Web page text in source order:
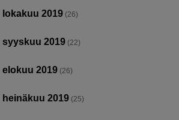
lokakuu 2019 (26)
syyskuu 2019 (22)
elokuu 2019 (26)
heinäkuu 2019 (25)